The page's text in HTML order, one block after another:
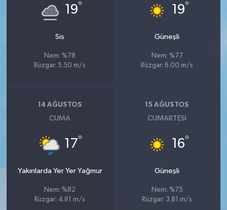
19°
Sis
Nem: %78
Rüzgar: 5.50 m/s
19°
Güneşli
Nem: %77
Rüzgar: 6.00 m/s
14 AĞUSTOS
CUMA
17°
Yakınlarda Yer Yer Yağmur
Nem: %82
Rüzgar: 4.81 m/s
15 AĞUSTOS
CUMARTESI
16°
Güneşli
Nem: %75
Rüzgar: 3.81 m/s